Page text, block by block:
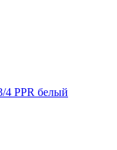
4 PPR белый